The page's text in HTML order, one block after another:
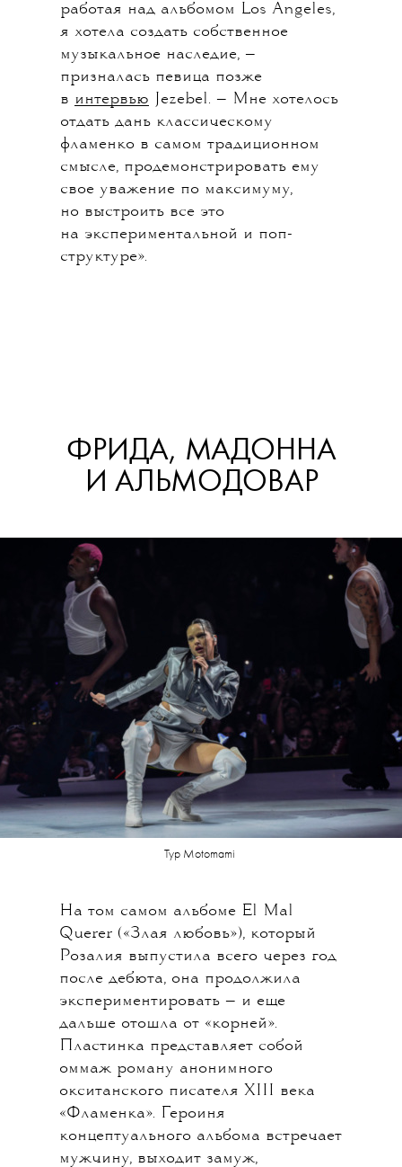
работая над альбомом Los Angeles,
я хотела создать собственное
музыкальное наследие, —
призналась певица позже
в интервью Jezebel. — Мне хотелось
отдать дань классическому
фламенко в самом традиционном
смысле, продемонстрировать ему
свое уважение по максимуму,
но выстроить все это
на экспериментальной и поп-
структуре».
ФРИДА, МАДОННА
И АЛЬМОДОВАР
Тур Motomami
На том самом альбоме El Mal
Querer («Злая любовь»), который
Розалия выпустила всего через год
после дебюта, она продолжила
экспериментировать — и еще
дальше отошла от «корней».
Пластинка представляет собой
оммаж роману анонимного
окситанского писателя XIII века
«Фламенка». Героиня
концептуального альбома встречает
мужчину, выходит замуж,